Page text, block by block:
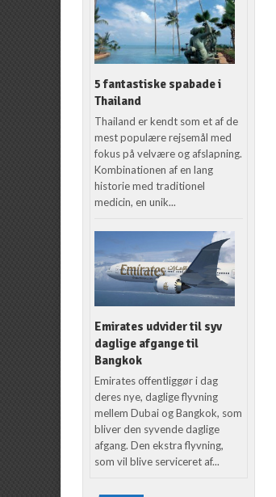
5 fantastiske spabade i
Thailand
Thailand er kendt som et af de
mest populære rejsemål med
fokus på velvære og afslapning.
Kombinationen af en lang
historie med traditionel
medicin, en unik...
Emirates udvider til syv
daglige afgange til
Bangkok
Emirates offentliggør i dag
deres nye, daglige flyvning
mellem Dubai og Bangkok, som
bliver den syvende daglige
afgang. Den ekstra flyvning,
som vil blive serviceret af...